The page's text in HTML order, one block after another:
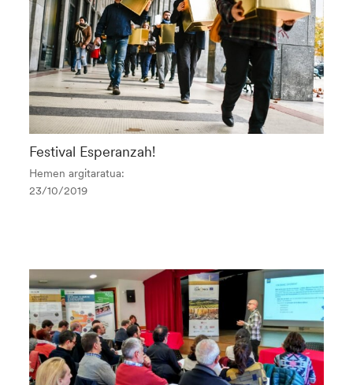
Festival Esperanzah!
Hemen argitaratua:
23/10/2019